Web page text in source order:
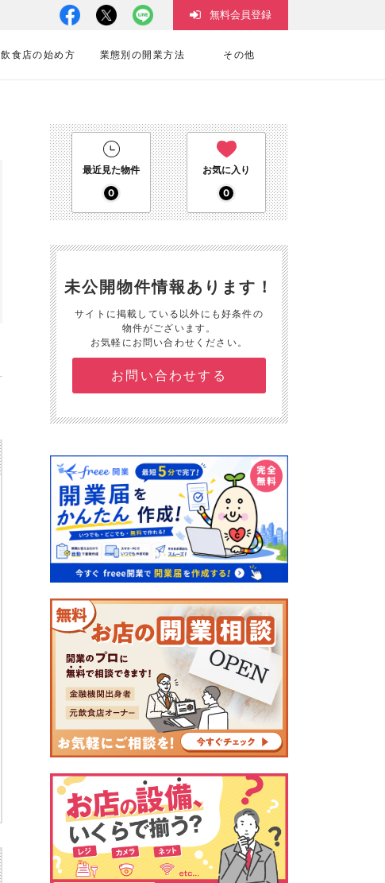
飲食店の始め方 業態別の開業方法 その他
無料会員登録
最近見た物件
0
お気に入り
0
未公開物件情報あります！
サイトに掲載している以外にも好条件の
物件がございます。
お気軽にお問い合わせください。
お問い合わせする